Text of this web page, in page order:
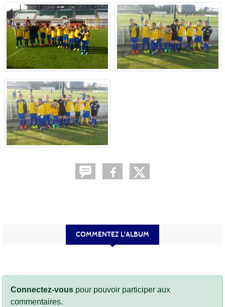
COMMENTEZ L'ALBUM
Connectez-vous pour pouvoir participer aux
commentaires.